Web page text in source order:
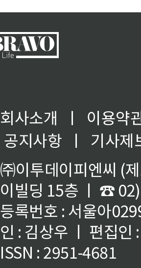
회사소개 ㅣ
이용약
공지사항
ㅣ
기사제
㈜이투데이피엔씨 (
이빌딩 15층 ㅣ ☎
등록번호 : 서울아
인 : 김상우 ㅣ 편집인
ISSN : 2951-4681